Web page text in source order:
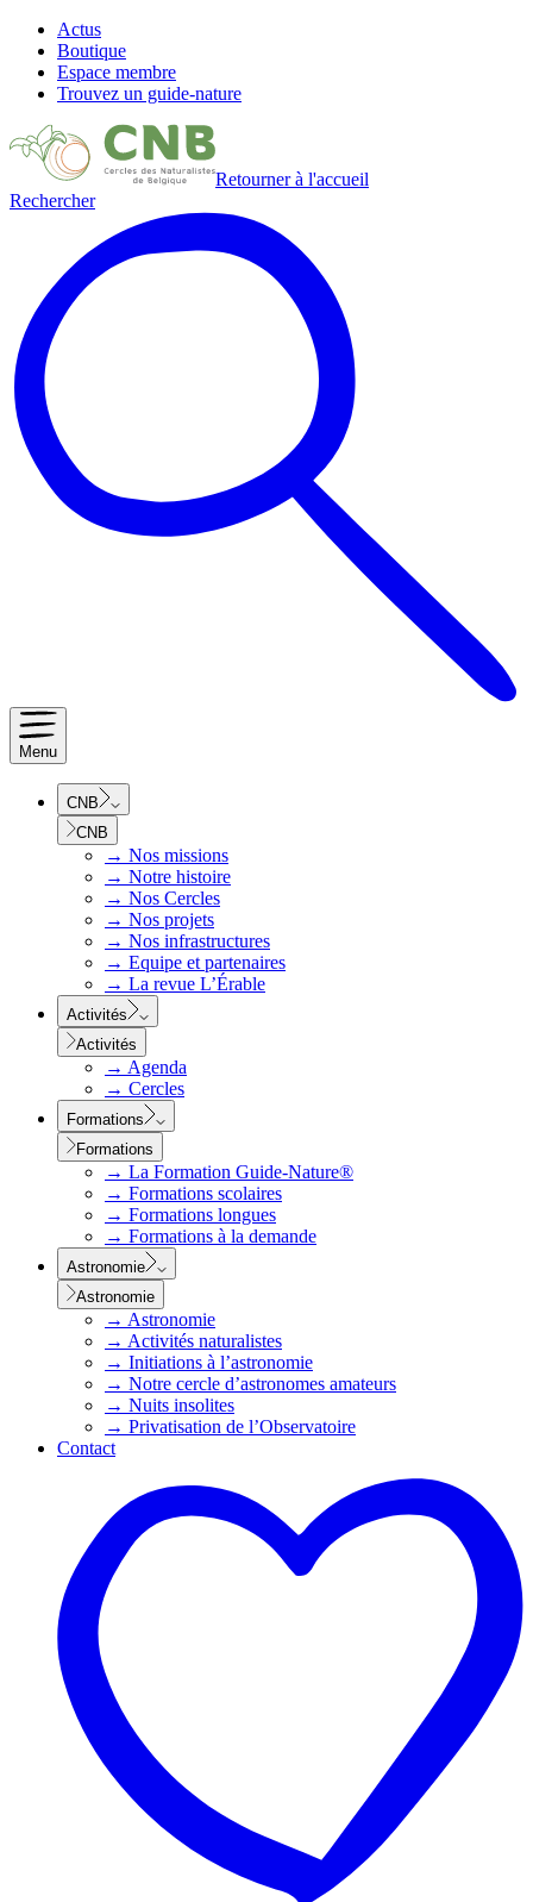
Actus
Boutique
Espace membre
Trouvez un guide-nature
Retourner à l'accueil
Rechercher
Menu
CNB
CNB
→ Nos missions
→ Notre histoire
→ Nos Cercles
→ Nos projets
→ Nos infrastructures
→ Equipe et partenaires
→ La revue L’Érable
Activités
Activités
→ Agenda
→ Cercles
Formations
Formations
→ La Formation Guide-Nature®
→ Formations scolaires
→ Formations longues
→ Formations à la demande
Astronomie
Astronomie
→ Astronomie
→ Activités naturalistes
→ Initiations à l’astronomie
→ Notre cercle d’astronomes amateurs
→ Nuits insolites
→ Privatisation de l’Observatoire
Contact